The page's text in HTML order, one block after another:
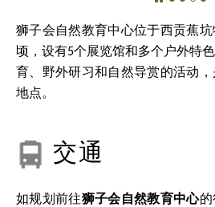
狮子会自然教育中心位于西贡蕉
顷，设有5个展览馆和多个户外特
育、野外研习和自然导赏的活动
地点。
交通
如规划前往狮子会自然教育中心的